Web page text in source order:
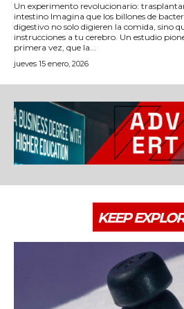
Un experimento revolucionario:
intestino Imagina que los billones de
digestivo no solo digieren la comida, sino
instrucciones a tu cerebro. Un estudio
primera vez, que la...
jueves 15 enero, 2026
KEEP